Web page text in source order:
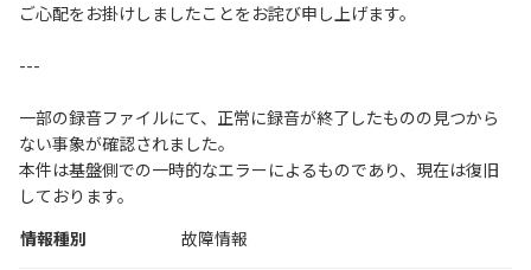
ご心配をお掛けしましたことをお詫び申し上げます。
---
一部の録音ファイルにて、正常に録音が終了したものの見つから
ない事象が確認されました。
本件は基盤側での一時的なエラーによるものであり、現在は復旧
しております。
情報種別
故障情報